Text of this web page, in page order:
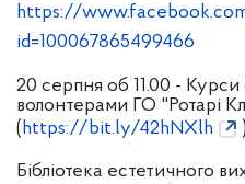
https://
id=100067865499466
20 серпня об 11.00 - Курси
волонтерами ГО "Ротарі
(https://bit.ly/42hNXlh )
Бібліотека естетичного